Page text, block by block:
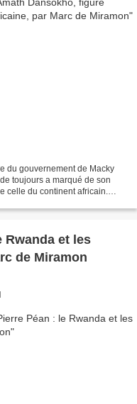
du gouvernement de Macky
toujours a marqué de son
celle du continent africain.
Rwanda et les
de Miramon